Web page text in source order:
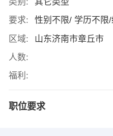
要求:
性别不限/ 学历不限
区域:
山东济南市章丘市
人数:
福利:
职位要求